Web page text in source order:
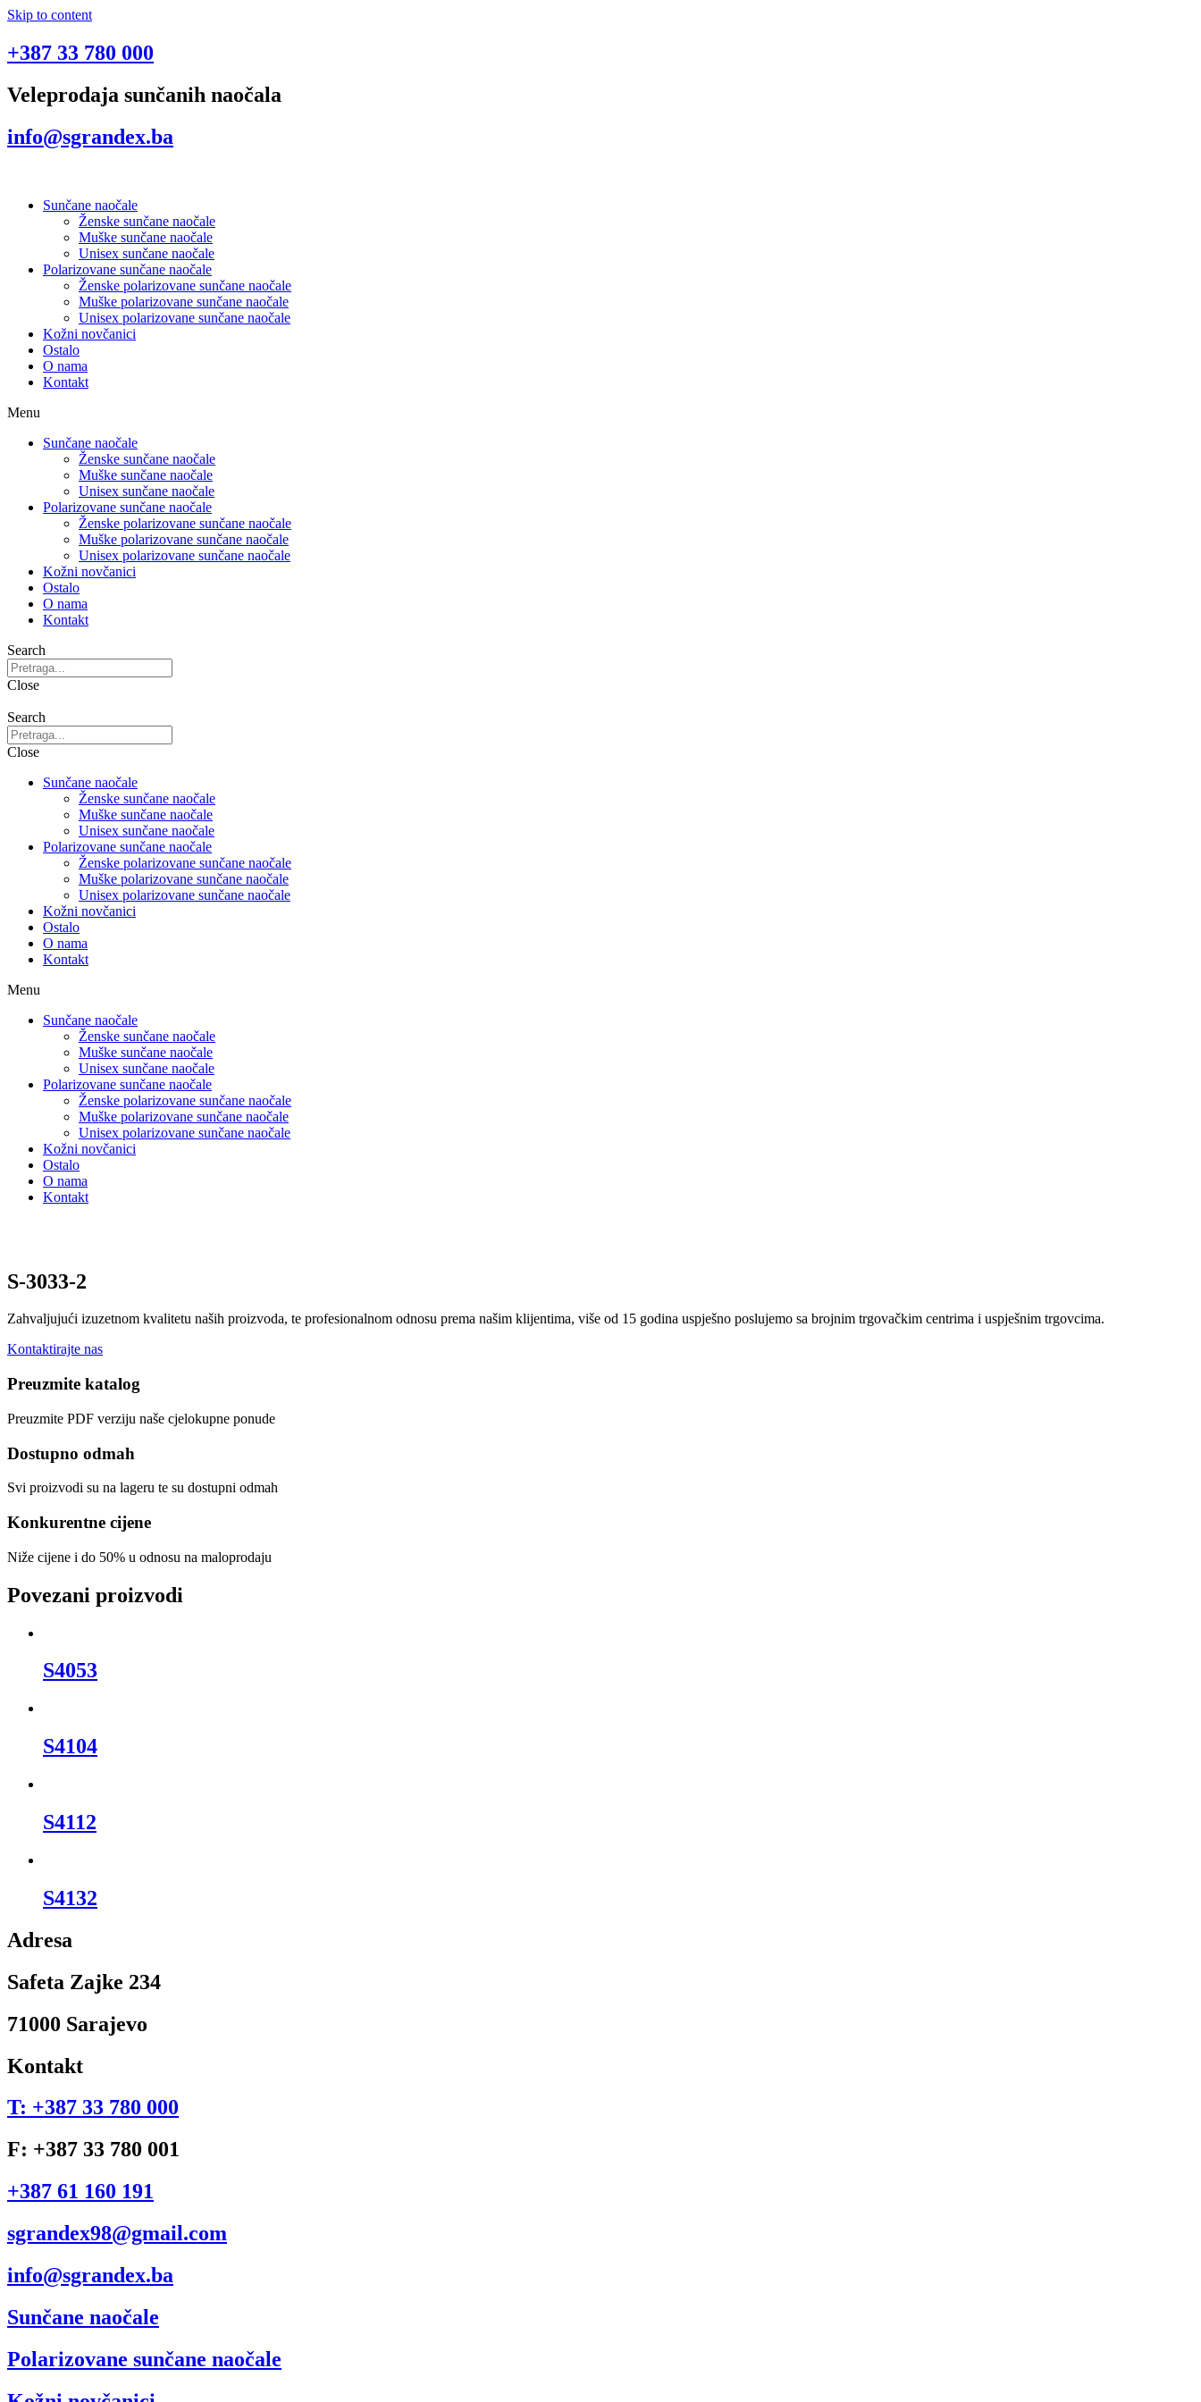
Skip to content
+387 33 780 000
Veleprodaja sunčanih naočala
info@sgrandex.ba
Sunčane naočale
Ženske sunčane naočale
Muške sunčane naočale
Unisex sunčane naočale
Polarizovane sunčane naočale
Ženske polarizovane sunčane naočale
Muške polarizovane sunčane naočale
Unisex polarizovane sunčane naočale
Kožni novčanici
Ostalo
O nama
Kontakt
Menu
Sunčane naočale
Ženske sunčane naočale
Muške sunčane naočale
Unisex sunčane naočale
Polarizovane sunčane naočale
Ženske polarizovane sunčane naočale
Muške polarizovane sunčane naočale
Unisex polarizovane sunčane naočale
Kožni novčanici
Ostalo
O nama
Kontakt
Search
Close
Search
Close
Sunčane naočale
Ženske sunčane naočale
Muške sunčane naočale
Unisex sunčane naočale
Polarizovane sunčane naočale
Ženske polarizovane sunčane naočale
Muške polarizovane sunčane naočale
Unisex polarizovane sunčane naočale
Kožni novčanici
Ostalo
O nama
Kontakt
Menu
Sunčane naočale
Ženske sunčane naočale
Muške sunčane naočale
Unisex sunčane naočale
Polarizovane sunčane naočale
Ženske polarizovane sunčane naočale
Muške polarizovane sunčane naočale
Unisex polarizovane sunčane naočale
Kožni novčanici
Ostalo
O nama
Kontakt
S-3033-2
Zahvaljujući izuzetnom kvalitetu naših proizvoda, te profesionalnom odnosu prema našim klijentima, više od 15 godina uspješno poslujemo sa brojnim trgovačkim centrima i uspješnim trgovcima.
Kontaktirajte nas
Preuzmite katalog
Preuzmite PDF verziju naše cjelokupne ponude
Dostupno odmah
Svi proizvodi su na lageru te su dostupni odmah
Konkurentne cijene
Niže cijene i do 50% u odnosu na maloprodaju
Povezani proizvodi
S4053
S4104
S4112
S4132
Adresa
Safeta Zajke 234
71000 Sarajevo
Kontakt
T: +387 33 780 000
F: +387 33 780 001
+387 61 160 191
sgrandex98@gmail.com
info@sgrandex.ba
Sunčane naočale
Polarizovane sunčane naočale